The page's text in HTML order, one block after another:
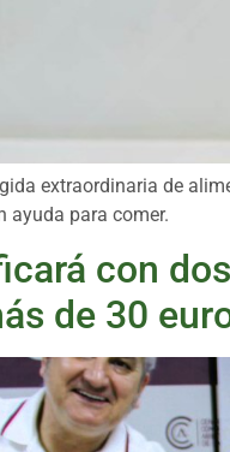
extraordinaria de
ayuda para comer.
con
de 30